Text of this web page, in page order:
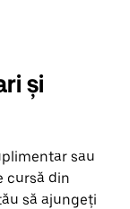
și
sau
cursă din
să ajungeți